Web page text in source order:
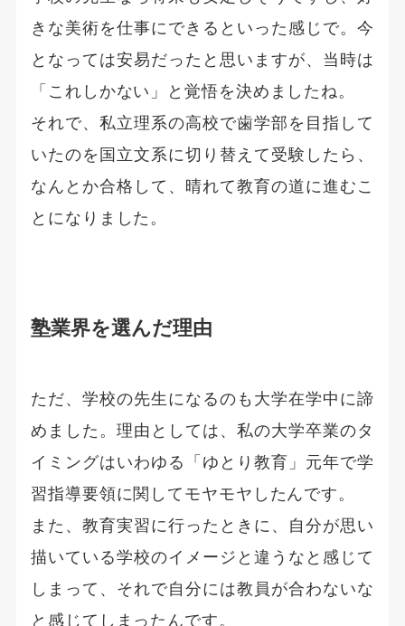
きな美術を仕事にできるといった感じで。今
となっては安易だったと思いますが、当時は
「これしかない」と覚悟を決めましたね。
それで、私立理系の高校で歯学部を目指して
いたのを国立文系に切り替えて受験したら、
なんとか合格して、晴れて教育の道に進むこ
とになりました。
塾業界を選んだ理由
ただ、学校の先生になるのも大学在学中に諦
めました。理由としては、私の大学卒業のタ
イミングはいわゆる「ゆとり教育」元年で学
習指導要領に関してモヤモヤしたんです。
また、教育実習に行ったときに、自分が思い
描いている学校のイメージと違うなと感じて
しまって、それで自分には教員が合わないな
と感じてしまったんです。